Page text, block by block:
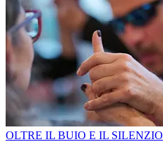
OLTRE IL BUIO E IL SILENZIO